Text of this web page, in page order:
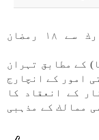
یہ سيمينار كا سلسلہ۶ رمضان المبارك سے ۱۸ رمضان
كے مطابق تہران
امور كے انچارج
كے انعقاد كا
ممالك كے مذہبی